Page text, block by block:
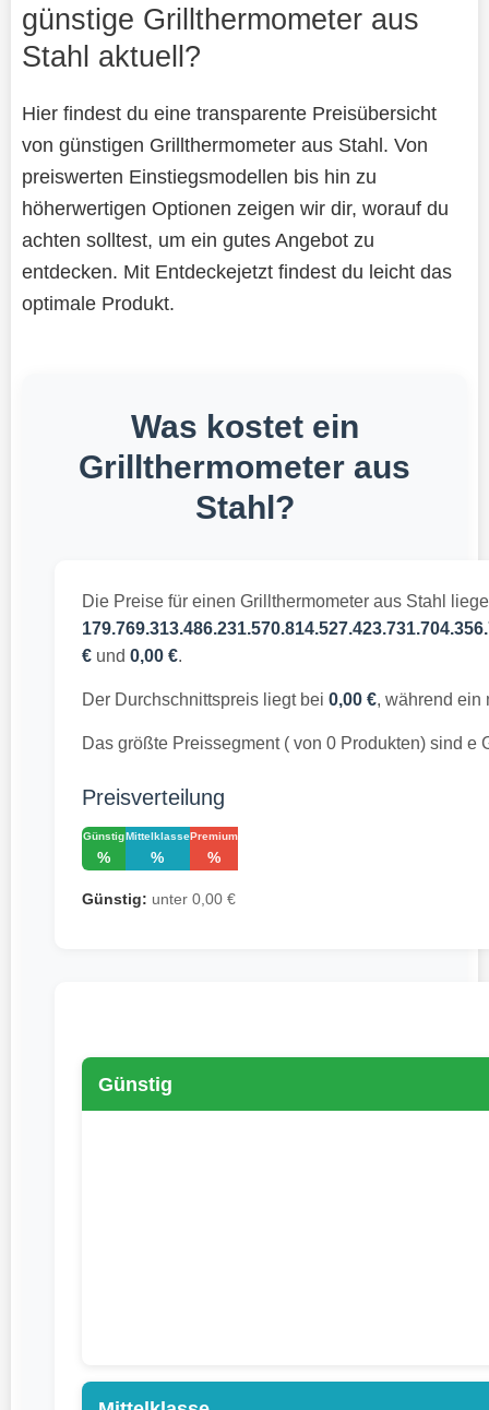
günstige Grillthermometer aus
Stahl aktuell?
Hier findest du eine transparente Preisübersicht
von günstigen Grillthermometer aus Stahl. Von
preiswerten Einstiegsmodellen bis hin zu
höherwertigen Optionen zeigen wir dir, worauf du
achten solltest, um ein gutes Angebot zu
entdecken. Mit Entdeckejetzt findest du leicht das
optimale Produkt.
Was kostet ein
Grillthermometer aus
Stahl?
Die Preise für einen Grillthermometer aus Stahl
€und 0,00 €.
Der Durchschnittspreis liegt bei 0,00 €, während ein
Das größte Preissegment ( von 0 Produkten) sind e
Preisverteilung
Günstig
%
Mittelklasse
%
Premium
%
Günstig: unter 0,00 €
Günstig